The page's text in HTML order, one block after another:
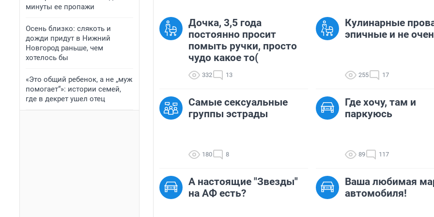
минуты ее пропажи
Осень близко: слякоть и
дожди придут в Нижний
Новгород раньше, чем
хотелось бы
«Это общий ребенок, а не „муж
помогает“»: истории семей,
где в декрет ушел отец
Дочка, 3,5 года
постоянно просит
помыть ручки, просто
чудо какое то(
332 13
Кулинарные
эпичные и не
255 17
Самые сексуальные
группы эстрады
180 8
Где хочу, там и
паркуюсь
89 117
А настоящие "Звезды"
на АФ есть?
Ваша любимая
автомобиля!